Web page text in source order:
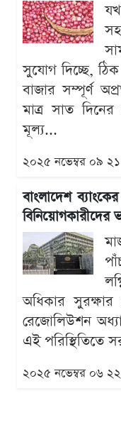
সুযোগ দিচ্ছে,
বাজার সম্পূর্ণ
মাত্র সাত
মূল্য...
২০২৫ নভেম্বর ০৯
বাংলাদেশ
বিনিয়োগকারীদের
অধিকার
রেজোলিউশন
এই পরিস্থিতিতে
২০২৫ নভেম্বর ০৬